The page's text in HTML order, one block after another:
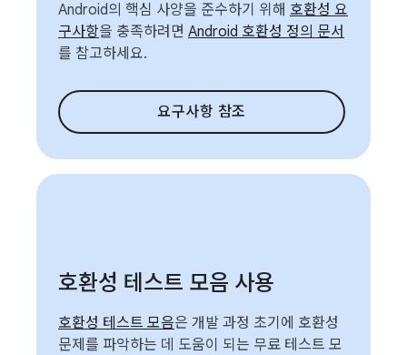
Android의 핵심 사양을 준수하기 위해 호환성 요
구사항을 충족하려면 Android 호환성 정의 문서
를 참고하세요.
요구사항 참조
호환성 테스트 모음 사용
호환성 테스트 모음은 개발 과정 초기에 호환성
문제를 파악하는 데 도움이 되는 무료 테스트 모